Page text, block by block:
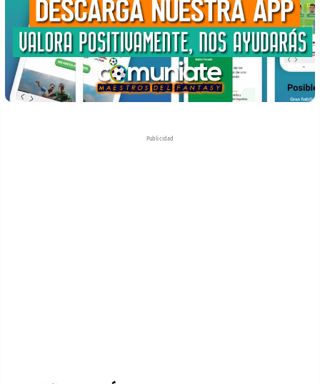
Publicidad